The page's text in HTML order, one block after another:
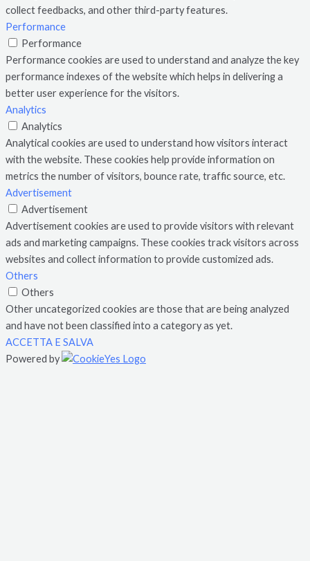
collect feedbacks, and other third-party features.
Performance
Performance
Performance cookies are used to understand and analyze the key
performance indexes of the website which helps in delivering a
better user experience for the visitors.
Analytics
Analytics
Analytical cookies are used to understand how visitors interact
with the website. These cookies help provide information on
metrics the number of visitors, bounce rate, traffic source, etc.
Advertisement
Advertisement
Advertisement cookies are used to provide visitors with relevant
ads and marketing campaigns. These cookies track visitors across
websites and collect information to provide customized ads.
Others
Others
Other uncategorized cookies are those that are being analyzed
and have not been classified into a category as yet.
ACCETTA E SALVA
Powered by